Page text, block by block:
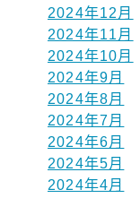
2024年12月
2024年11月
2024年10月
2024年9月
2024年8月
2024年7月
2024年6月
2024年5月
2024年4月